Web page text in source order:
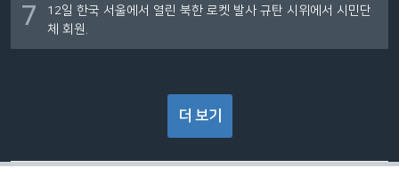
7
12일 한국 서울에서 열린 북한 로켓 발사 규탄 시위에서 시민단
체 회원.
더 보기